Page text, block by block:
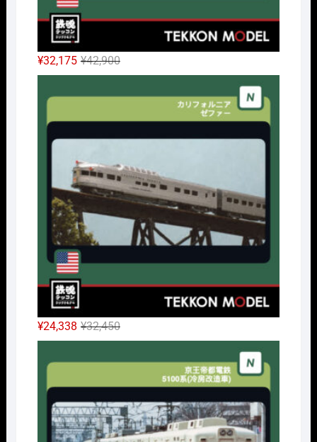
¥42,900元
の
価
し
た。
¥32,175
現
在
の
で
す。
¥32,450元
の
価
¥32,450
で
¥24,338
現
在
の
は
¥24,338